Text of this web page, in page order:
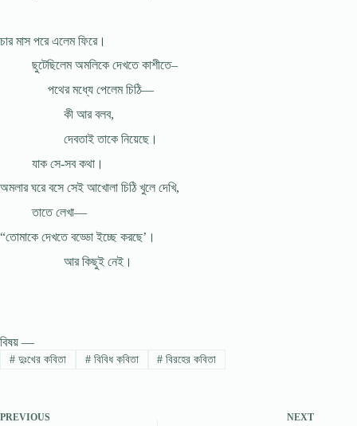
চার মাস পরে এলেম ফিরে।
ছুটেছিলেম অমলিকে দেখতে কাশীতে–
পথের মধ্যে পেলেম চিঠি—
কী আর বলব,
দেবতাই তাকে নিয়েছে।
যাক সে-সব কথা।
অমলার ঘরে বসে সেই আখোলা চিঠি খুলে দেখি,
তাতে লেখা—
“তোমাকে দেখতে বড্ডো ইচ্ছে করছে’।
আর কিছুই নেই।
বিষয় —
#দুঃখের কবিতা #বিবিধ কবিতা # বিরহের কবিতা
PREVIOUS NEXT